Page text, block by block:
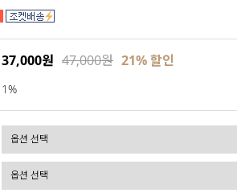
37,000원 47,000원 21% 할인
1%